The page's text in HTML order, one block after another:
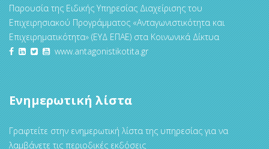
Παρουσία της Ειδικής Υπηρεσίας Διαχείρισης του
Επιχειρησιακού Προγράμματος «Ανταγωνιστικότητα και
Επιχειρηματικότητα» (ΕΥΔ ΕΠΑΕ) στα Κοινωνικά Δίκτυα
www.antagonistikotita.gr
Ενημερωτική λίστα
Γραφτείτε στην ενημερωτική λίστα της υπηρεσίας για να
λαμβάνετε τις περιοδικές εκδόσεις